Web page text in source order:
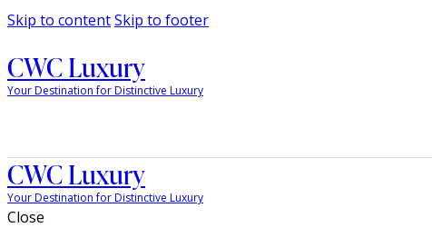
Skip to contentSkip to footer
CWC Luxury
Your Destination for Distinctive Luxury
CWC Luxury
Your Destination for Distinctive Luxury
Close